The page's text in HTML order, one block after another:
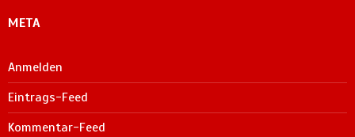
META
Anmelden
Eintrags-Feed
Kommentar-Feed